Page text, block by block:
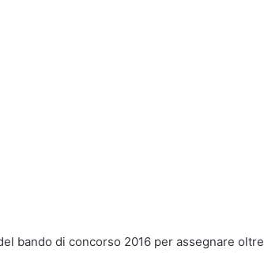
bando di concorso 2016 per assegnare oltre